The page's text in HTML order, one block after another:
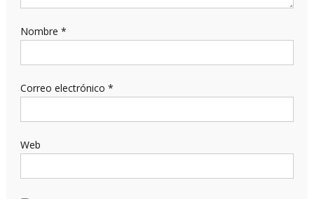
Nombre *
Correo electrónico *
Web